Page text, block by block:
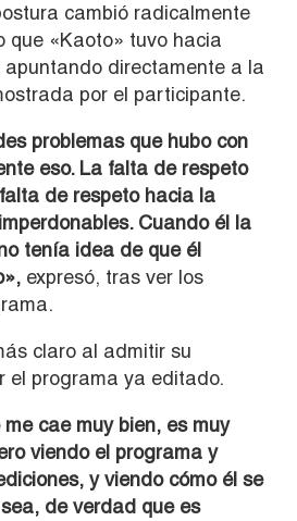
cambió radicalmente
que «Kaoto» tuvo hacia
apuntando directamente a la
por el participante.
problemas que hubo con
eso. La falta de respeto
de respeto hacia la
Cuando él la
tenía idea de que él
expresó, tras ver los
claro al admitir su
el programa ya editado.
cae muy bien, es muy
viendo el programa y
y viendo cómo él se
de verdad que es